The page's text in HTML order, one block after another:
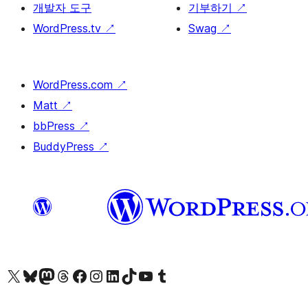
개발자 도구
WordPress.tv ↗
기부하기 ↗
Swag ↗
WordPress.com ↗
Matt ↗
bbPress ↗
BuddyPress ↗
X(이전 트위터) 계정 방문하기블루스카이 계정 방문하기마스토돈 계정 방문하기스레드 계정 방문하기 페이스북 페이지 방문하기인스타그램 계정 방문하기 LinkedIn 계정 방문하기틱톡 계정 방문하기유튜브 채널 방문하기 텀블러 계정 방문하기